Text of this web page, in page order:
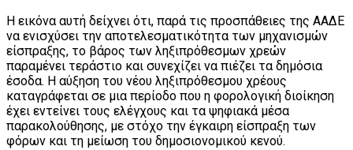
Η εικόνα αυτή δείχνει ότι, παρά τις προσπάθειες της ΑΑΔΕ
να ενισχύσει την αποτελεσματικότητα των μηχανισμών
είσπραξης, το βάρος των ληξιπρόθεσμων χρεών
παραμένει τεράστιο και συνεχίζει να πιέζει τα δημόσια
έσοδα. Η αύξηση του νέου ληξιπρόθεσμου χρέους
καταγράφεται σε μια περίοδο που η φορολογική διοίκηση
έχει εντείνει τους ελέγχους και τα ψηφιακά μέσα
παρακολούθησης, με στόχο την έγκαιρη είσπραξη των
φόρων και τη μείωση του δημοσιονομικού κενού.